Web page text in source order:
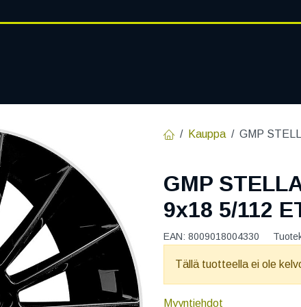
Kauppa GMP
GMP
9x18 5/112
EAN: 8009018004330
Tällä tuotteella ei ole
Myyntiehdot